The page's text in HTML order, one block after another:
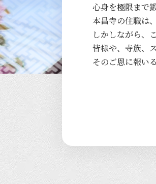
心身を極限まで
本昌寺の住職は、
しかしながら、
皆様や、 寺族、
そのご恩に報い